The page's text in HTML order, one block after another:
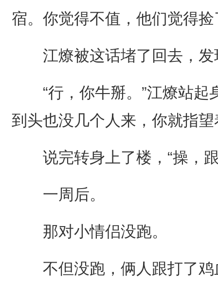
宿。你觉得不值，他们觉得捡
江燎被这话堵了回去，发
“行，你牛掰。”江燎站起
到头也没几个人来，你就指
说完转身上了楼，“操，跟
一周后。
那对小情侣没跑。
不但没跑，俩人跟打了鸡